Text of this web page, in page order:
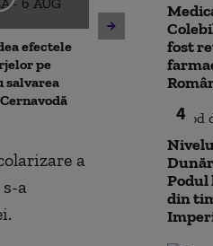
efectele
pe
salvarea
Caniculă în sud
vestul și centrul
emis trei coduri
a
a
fost
4
din